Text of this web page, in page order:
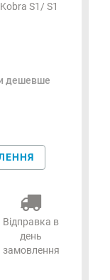
S1/ S1
дешевше
Відправка в
день
замовлення